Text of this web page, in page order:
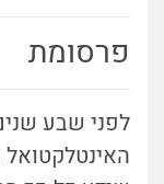
פרסומת
לפני שבע